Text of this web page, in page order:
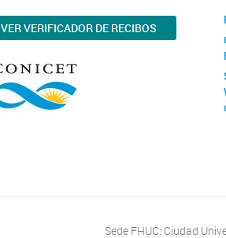
VER VERIFICADOR DE RECIBOS
Sede FHUC: Ciudad